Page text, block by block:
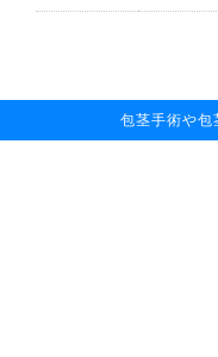
包茎手術や包